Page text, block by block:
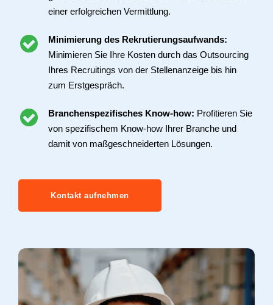
einer erfolgreichen Vermittlung.
Minimierung des Rekrutierungsaufwands:
Minimieren Sie Ihre Kosten durch das Outsourcing
Ihres Recruitings von der Stellenanzeige bis hin
zum Erstgespräch.
Branchenspezifisches Know-how: Profitieren Sie
von spezifischem Know-how Ihrer Branche und
damit von maßgeschneiderten Lösungen.
Kontakt aufnehmen